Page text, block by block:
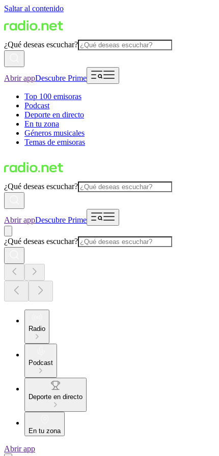
Saltar al contenido
¿Qué deseas escuchar?
Abrir appDescubre Prime
Top 100 emisoras
Podcast
Deporte en directo
En tu zona
Géneros musicales
Temas de emisoras
¿Qué deseas escuchar?
Abrir appDescubre Prime
¿Qué deseas escuchar?
Radio
Podcast
Deporte en directo
En tu zona
Abrir app